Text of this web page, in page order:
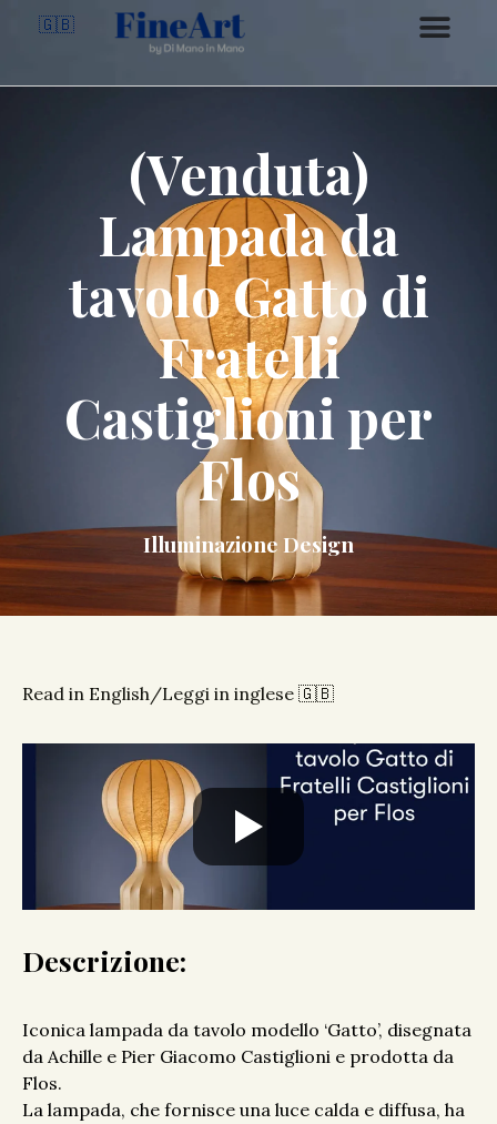
🇬🇧
(Venduta)
Lampada da
tavolo Gatto di
Fratelli
Castiglioni per
Flos
Illuminazione Design
Read in English/Leggi in inglese 🇬🇧
Descrizione:
Iconica lampada da tavolo modello ‘Gatto’, disegnata
da Achille e Pier Giacomo Castiglioni e prodotta da
Flos.
La lampada, che fornisce una luce calda e diffusa, ha